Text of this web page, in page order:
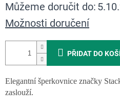
Můžeme doručit do:
Možnosti doručení
PŘIDAT DO
Elegantní šperkovnice značky
zaslouží.